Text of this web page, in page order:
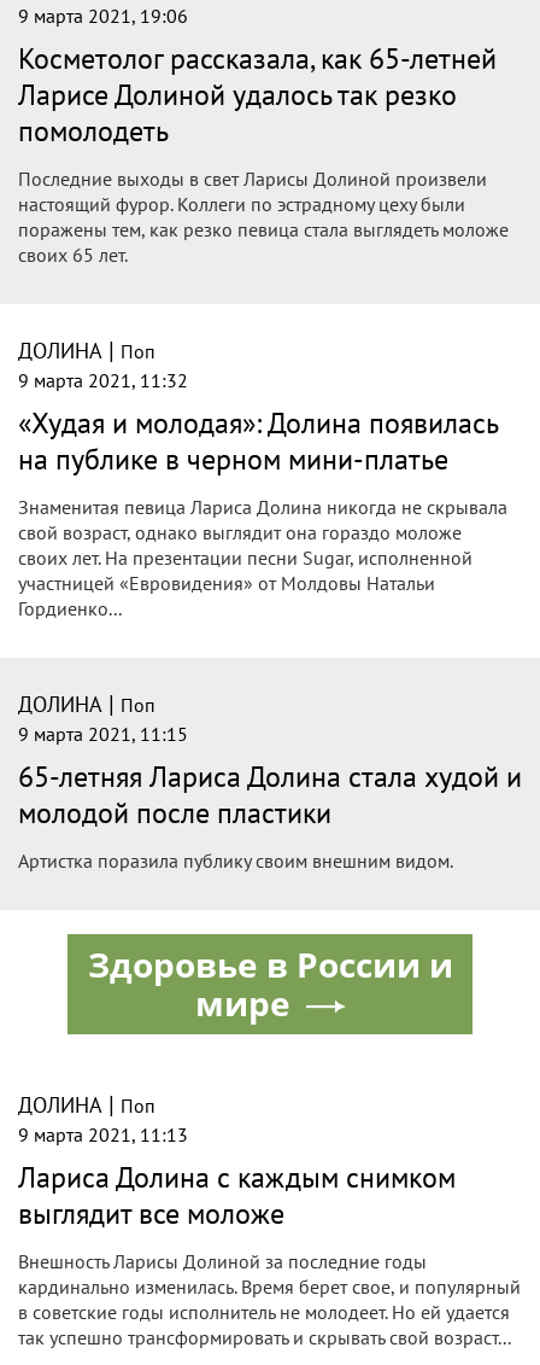
ДОЛИНА |Поп
10 марта 2021, 22:00
Косметолог раскрыла секрет молодости
Ларисы Долиной
Добавлено в Знаменитости
65-летняя исполнительница на днях сразила даже коллег
ДОЛИНА
10 марта 2021, 20:45
«Худая и молодая!»: 65-летняя Лариса
Долина вышла в свет после пластики
Добавлено в Знаменитости
Артистка выглядит намного моложе паспортного возраста
Судя по всему, Лариса Александровна омолодилась с
ДОЛИНА|Поп
Косметолог рассказала, как 65-летней
Ларисе Долиной удалось так резко
помолодеть
поражены тем, как резко певица стала выглядеть моложе
ДОЛИНА | Поп
9 марта 2021, 11:32
«Худая и молодая»: Долина появилась
на публике в черном мини-платье
Знаменитая певица Лариса Долина никогда не скрывала
свой возраст, однако выглядит она гораздо моложе
своих лет. На презентации песни Sugar, исполненной
участницей «Евровидения» от Молдовы Натальи
Гордиенко...